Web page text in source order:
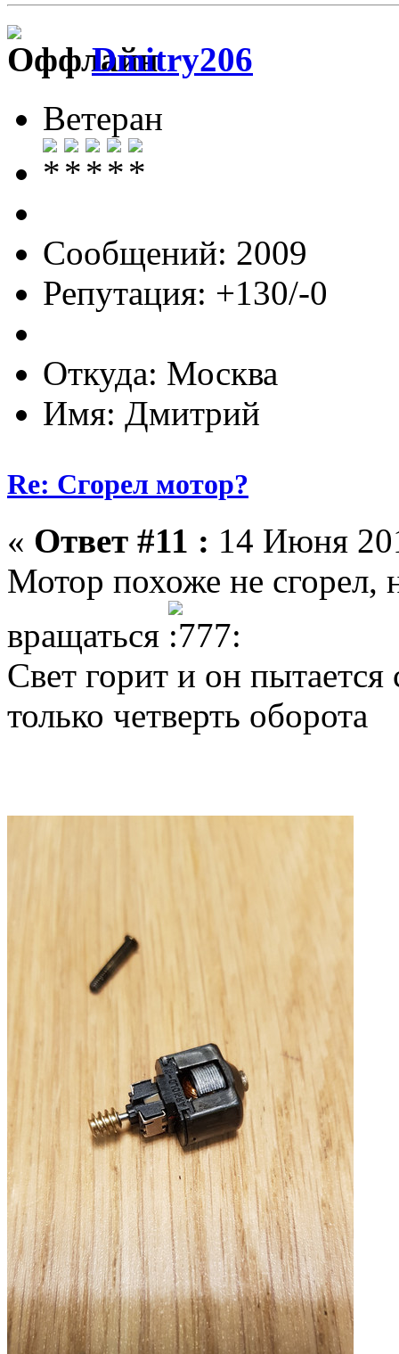
Dmitry206
Ветеран
Сообщений: 2009
Репутация: +130/-0
Откуда: Москва
Имя: Дмитрий
Re: Сгорел мотор?
« Ответ #11 : 14 Июня
Мотор похоже не сгорел,
вращаться
Свет горит и он пытается
только четверть оборота